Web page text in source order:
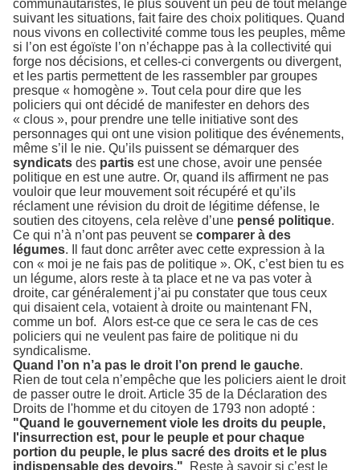
communautaristes, le plus souvent un peu de tout mélangé
suivant les situations, fait faire des choix politiques. Quand
nous vivons en collectivité comme tous les peuples, même
si l’on est égoïste l’on n’échappe pas à la collectivité qui
forge nos décisions, et celles-ci convergents ou divergent,
et les partis permettent de les rassembler par groupes
presque « homogène ». Tout cela pour dire que les
policiers qui ont décidé de manifester en dehors des
« clous », pour prendre une telle initiative sont des
personnages qui ont une vision politique des événements,
même s’il le nie. Qu’ils puissent se démarquer des
syndicats des partis est une chose, avoir une pensée
politique en est une autre. Or, quand ils affirment ne pas
vouloir que leur mouvement soit récupéré et qu’ils
réclament une révision du droit de légitime défense, le
soutien des citoyens, cela relève d’une pensé politique.
Ce qui n’à n’ont pas peuvent se comparer à des
légumes. Il faut donc arrêter avec cette expression à la
con « moi je ne fais pas de politique ». OK, c’est bien tu es
un légume, alors reste à ta place et ne va pas voter à
droite, car généralement j’ai pu constater que tous ceux
qui disaient cela, votaient à droite ou maintenant FN,
comme un bof. Alors est-ce que ce sera le cas de ces
policiers qui ne veulent pas faire de politique ni du
syndicalisme.
Quand l’on n’a pas le droit l’on prend le gauche.
Rien de tout cela n’empêche que les policiers aient le droit
de passer outre le droit. Article 35 de la Déclaration des
Droits de l'homme et du citoyen de 1793 non adopté :
"Quand le gouvernement viole les droits du peuple,
l'insurrection est, pour le peuple et pour chaque
portion du peuple, le plus sacré des droits et le plus
indispensable des devoirs."
Reste à savoir si c’est le